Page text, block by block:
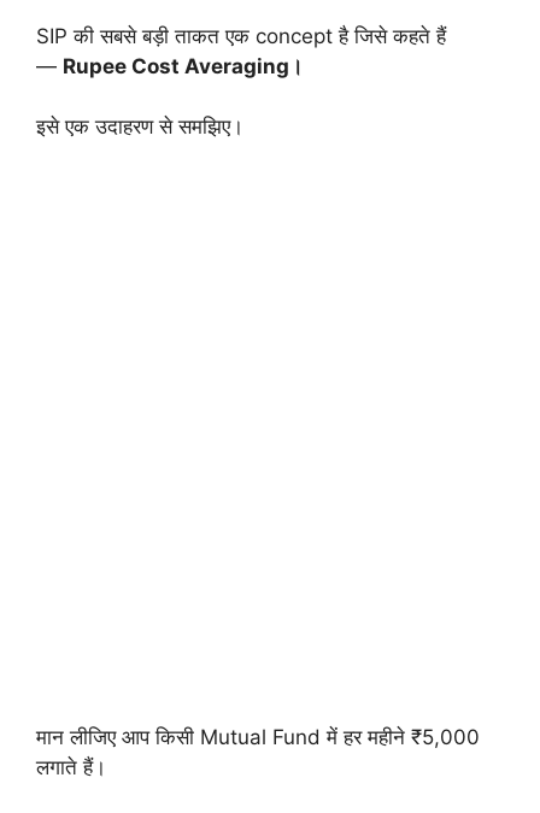
SIP की सबसे बड़ी ताकत एक concept है जिसे कहते हैं
— Rupee Cost Averaging।
इसे एक उदाहरण से समझिए।
मान लीजिए आप किसी Mutual Fund में हर महीने ₹5,000
लगाते हैं।